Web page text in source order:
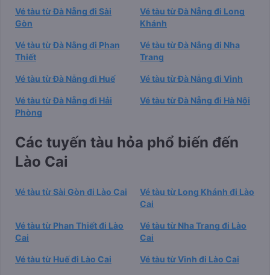
Vé tàu từ Đà Nẵng đi Sài
Gòn
Vé tàu từ Đà Nẵng đi Long
Khánh
Vé tàu từ Đà Nẵng đi Phan
Thiết
Vé tàu từ Đà Nẵng đi Nha
Trang
Vé tàu từ Đà Nẵng đi Huế Vé tàu từ Đà Nẵng đi Vinh
Vé tàu từ Đà Nẵng đi Hải
Phòng
Vé tàu từ Đà Nẵng đi Hà Nội
Các tuyến tàu hỏa phổ biến đến
Lào Cai
Vé tàu từ Sài Gòn đi Lào Cai
Vé tàu từ Long Khánh đi Lào
Cai
Vé tàu từ Phan Thiết đi Lào
Cai
Vé tàu từ Nha Trang đi Lào
Cai
Vé tàu từ Huế đi Lào Cai Vé tàu từ Vinh đi Lào Cai